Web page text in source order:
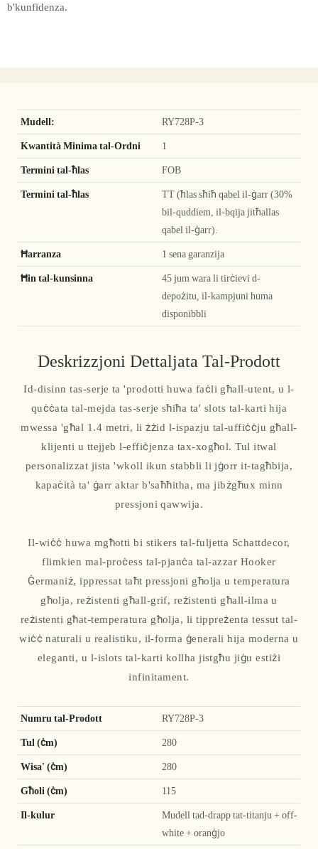
b'kunfidenza.
Mudell: RY728P-3
Kwantità Minima tal-Ordni 1
Termini tal-ħlas FOB
Termini tal-ħlas
TT (ħlas sħiħ qabel il-ġarr (30%
bil-quddiem, il-bqija jitħallas
qabel il-ġarr).
Ħarranza 1 sena garanzija
Ħin tal-kunsinna
45 jum wara li tirċievi d-
depożitu, il-kampjuni huma
disponibbli
Deskrizzjoni Dettaljata Tal-Prodott
Id-disinn tas-serje ta 'prodotti huwa faċli għall-utent, u l-
quċċata tal-mejda tas-serje sħiħa ta' slots tal-karti hija
mwessa 'għal 1.4 metri, li żżid l-ispazju tal-uffiċċju għall-
klijenti u ttejjeb l-effiċjenza tax-xogħol. Tul itwal
personalizzat jista 'wkoll ikun stabbli li jġorr it-tagħbija,
kapaċità ta' ġarr aktar b'saħħitha, ma jibżgħux minn
pressjoni qawwija.
Il-wiċċ huwa mgħotti bi stikers tal-fuljetta Schattdecor,
flimkien mal-proċess tal-pjanċa tal-azzar Hooker
Ġermaniż, ippressat taħt pressjoni għolja u temperatura
għolja, reżistenti għall-grif, reżistenti għall-ilma u
reżistenti għat-temperatura għolja, li tippreżenta tessut tal-
wiċċ naturali u realistiku, il-forma ġenerali hija moderna u
eleganti, u l-islots tal-karti kollha jistgħu jiġu estiżi
infinitament.
Numru tal-Prodott RY728P-3
Tul (ċm) 280
Wisa' (ċm) 280
Għoli (ċm) 115
Il-kulur
Mudell tad-drapp tat-titanju + off-
white + oranġjo